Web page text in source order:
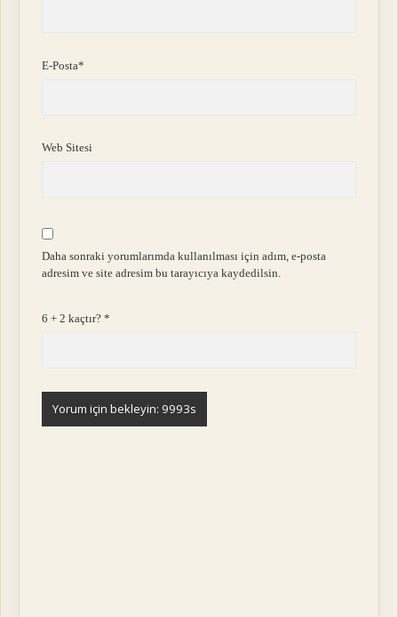
E-Posta*
Web Sitesi
Daha sonraki yorumlarımda kullanılması için adım, e-posta
adresim ve site adresim bu tarayıcıya kaydedilsin.
6 + 2 kaçtır?*